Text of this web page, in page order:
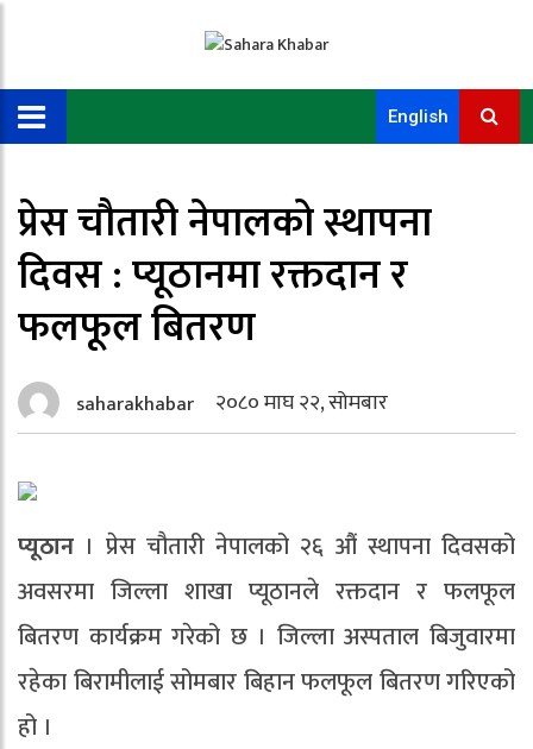
English
प्रेस चौतारी नेपालको स्थापना
दिवस : प्यूठानमा रक्तदान र
फलफूल बितरण
saharakhabar २०८० माघ २२, सोमबार
प्यूठान । प्रेस चौतारी नेपालको २६ औं स्थापना दिवसको
अवसरमा जिल्ला शाखा प्यूठानले रक्तदान र फलफूल
बितरण कार्यक्रम गरेको छ । जिल्ला अस्पताल बिजुवारमा
रहेका बिरामीलाई सोमबार बिहान फलफूल बितरण गरिएको
हो ।